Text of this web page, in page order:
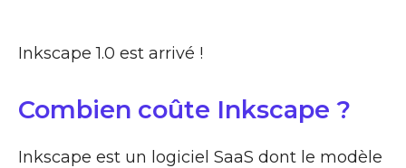
Inkscape 1.0 est arrivé !
Combien coûte Inkscape ?
Inkscape est un logiciel SaaS dont le modèle